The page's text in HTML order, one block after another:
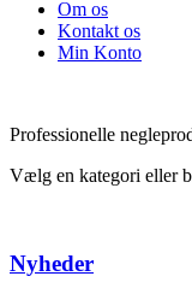
Om os
Kontakt os
Min Konto
Professionelle
Vælg en kategori eller
Nyheder